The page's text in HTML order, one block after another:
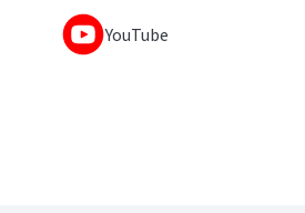
YouTube